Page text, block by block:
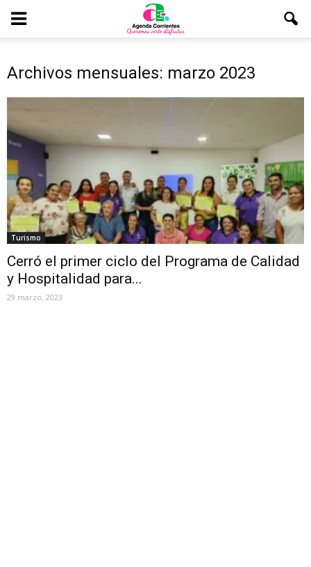
Archivos mensuales: marzo 2023
Turismo
Cerró el primer ciclo del Programa de Calidad
y Hospitalidad para...
29 marzo, 2023